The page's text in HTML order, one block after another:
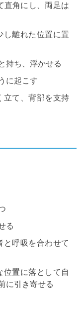
直角にし、両足は
し離れた位置に置
持ち、浮かせる
に起こす
立て、背部を支持
る
と呼吸を合わせて
位置に落として自
に引き寄せる